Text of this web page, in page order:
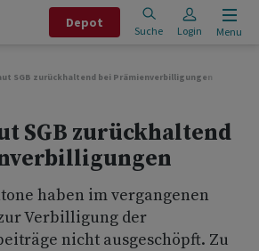
Depot
Suche Login Menu
SGB zurückhaltend bei Prämienverbilligungen
SGB zurückhaltend
haben im vergangenen
Verbilligung der
nicht ausgeschöpft. Zu